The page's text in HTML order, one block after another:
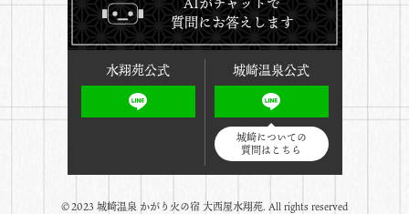
質問にお答えします
水翔苑公式 城崎温泉公式
城崎についての
質問はこちら
©️2023 城崎温泉 かがり火の宿 大西屋水翔苑. All rights reserved